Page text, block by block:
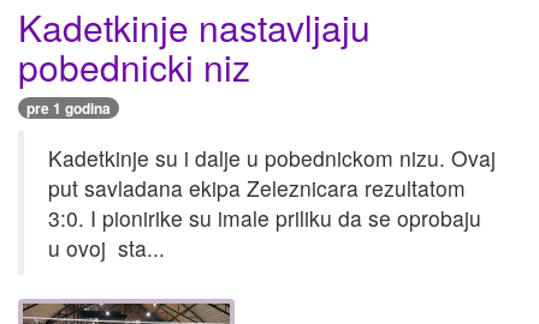
Kadetkinje nastavljaju
pobednicki niz
pre 1 godina
Kadetkinje su i dalje u pobednickom nizu. Ovaj
put savladana ekipa Zeleznicara rezultatom
3:0. I pionirike su imale priliku da se oprobaju
u ovoj sta...